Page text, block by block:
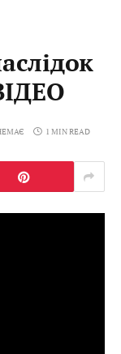
1 MIN READ